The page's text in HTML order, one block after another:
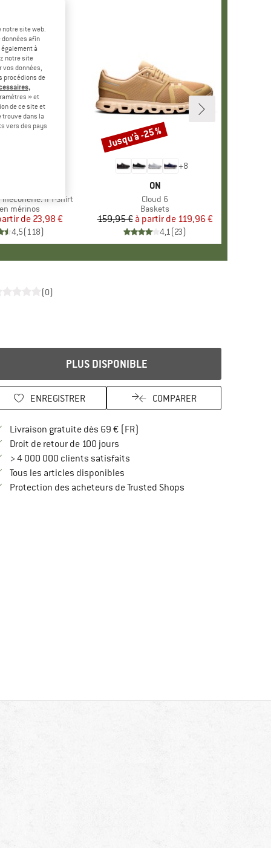
II T-Shirt
group
mérinos
Prix
Prix réduit
de 23,98 €
4,5(118)
%
+8
MARQUE
ON
Article
Cloud 6
Product group
Baskets
Prix
159,95 € Prix réduit
à partir de 119,96 €
4,1(23)
Remise
Jusqu'à -25 %
(0)
PLUS DISPONIBLE
ENREGISTRER COMPARER
Livraison gratuite dès 69 € (FR)
Droit de retour de 100 joursTrouve les informations de
> 4 000 000 clients satisfaits
Tous les articles disponibles
Protection des acheteurs de Trusted ShopsTrouve toutes les
site web.
afin
à
notre site
données,
procédions de
» et
de ce site et
trouve dans la
vers des pays